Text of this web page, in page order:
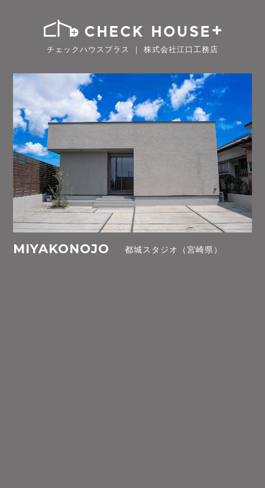
チェックハウスプラス ｜ 株式会社江口工務店
MIYAKONOJO 都城スタジオ（宮崎県）